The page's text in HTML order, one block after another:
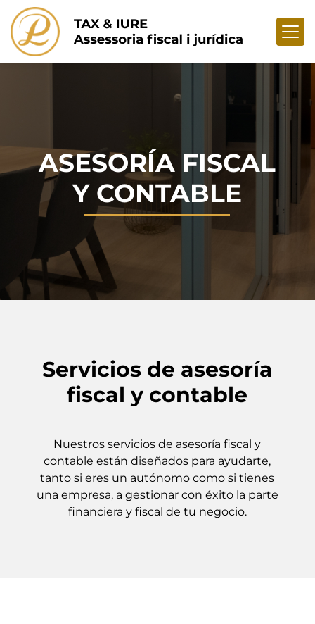
ASESORÍA FISCAL
Y CONTABLE
Servicios de asesoría
fiscal y contable
Nuestros servicios de asesoría fiscal y
contable están diseñados para ayudarte,
tanto si eres un autónomo como si tienes
una empresa, a gestionar con éxito la parte
financiera y fiscal de tu negocio.